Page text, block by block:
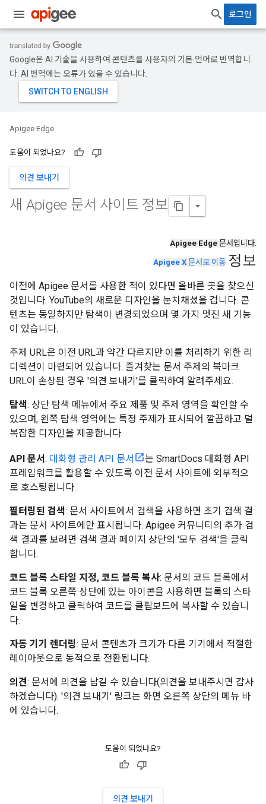
로그인
Google은 AI 기술을 사용하여 콘텐츠를 사용자의 기본 언어로 번역합니
다. AI 번역에는 오류가 있을 수 있습니다.
Apigee Edge
도움이 되었나요?
의견 보내기
새 Apigee 문서 사이트 정보
Apigee Edge 문서입니다.
Apigee X 문서로 이동 정보
이전에 Apigee 문서를 사용한 적이 있다면 올바른 곳을 찾으신
것입니다. YouTube의 새로운 디자인을 눈치채셨을 겁니다. 콘
텐츠는 동일하지만 탐색이 변경되었으며 몇 가지 멋진 새 기능
이 있습니다.
주제 URL은 이전 URL과 약간 다르지만 이를 처리하기 위한 리
디렉션이 마련되어 있습니다. 즐겨찾는 문서 주제의 북마크
URL이 손상된 경우 '의견 보내기'를 클릭하여 알려주세요.
탐색: 상단 탐색 메뉴에서 주요 제품 및 주제 영역을 확인할 수
있으며, 왼쪽 탐색 영역에는 특정 주제가 표시되어 깔끔하고 덜
복잡한 디자인을 제공합니다.
API 문서 : 대화형 관리 API 문서
는 SmartDocs 대화형 API
프레임워크를 활용할 수 있도록 이전 문서 사이트에 외부적으
로 호스팅됩니다.
필터링된 검색: 문서 사이트에서 검색을 사용하면 초기 검색 결
과는 문서 사이트에만 표시됩니다. Apigee 커뮤니티의 추가 검
색 결과를 보려면 검색 결과 페이지 상단의 '모두 검색'을 클릭
합니다.
코드 블록 스타일 지정, 코드 블록 복사: 문서의 코드 블록에서
코드 블록 오른쪽 상단에 있는 아이콘을 사용하면 블록의 스타
일을 변경하고 클릭하여 코드를 클립보드에 복사할 수 있습니
다.
자동 기기 렌더링: 문서 콘텐츠가 크기가 다른 기기에서 적절한
레이아웃으로 동적으로 전환됩니다.
의견: 문서에 의견을 남길 수 있습니다(의견을 보내주시면 감사
하겠습니다). '의견 보내기' 링크는 화면 오른쪽 상단의 메뉴 바
에 있습니다.
도움이 되었나요?
의견 보내기